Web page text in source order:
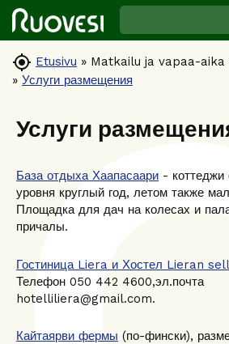
 Etusivu » Matkailu ja vapaa-aika
» Услуги размещения
Услуги
База отдыха Хаапасаари - коттеджи
уровня круглый год, летом также
Площадка для дач на колесах и
причалы.
Гостиница Liera и Хостел Lieran
Телефон 050 442 4600,эл.почта
hotelliliera@gmail.com.
Кайтаярви фермы (по-фински),